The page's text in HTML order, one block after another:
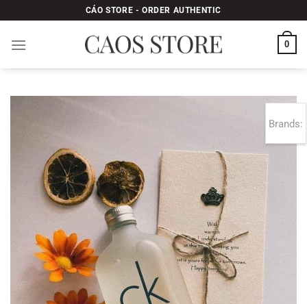
qua
nội
CÁO STORE - ORDER AUTHENTIC
0
Brands: